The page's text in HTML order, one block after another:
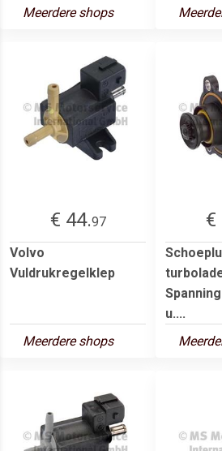
Meerdere shops
€ 44.97
Volvo
Vuldrukregelklep
Meerdere shops
€
u....